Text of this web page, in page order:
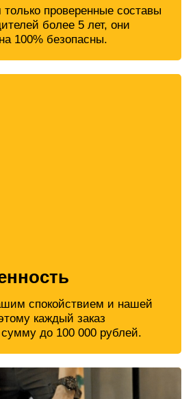
проверенные составы
более 5 лет, они
100% безопасны.
спокойствием и нашей
каждый заказ
сумму до 100 000 рублей.